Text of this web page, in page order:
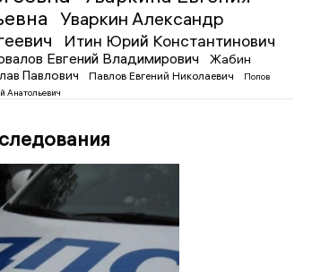
Уваркин Александр
Итин Юрий Константинович
Евгений Владимирович
Жабин
Павлович
Павлов Евгений Николаевич
Попов
Анатольевич